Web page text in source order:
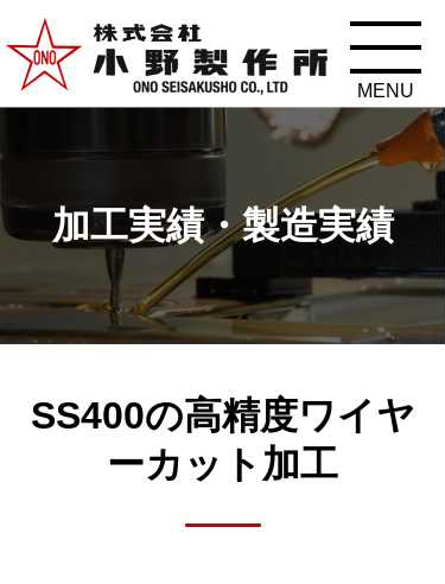
加工実績・製造実績
SS400の高精度ワイヤ
ーカット加工